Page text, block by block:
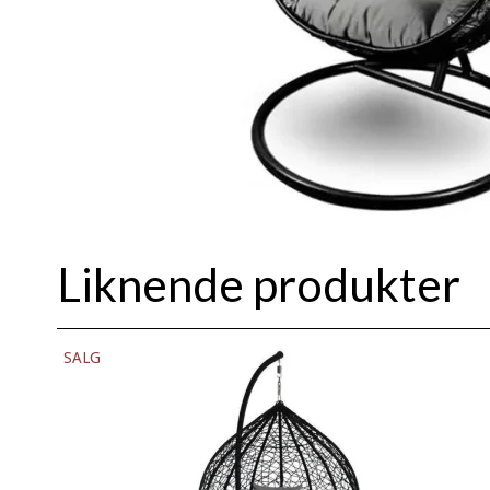
Liknende produkter
SALG